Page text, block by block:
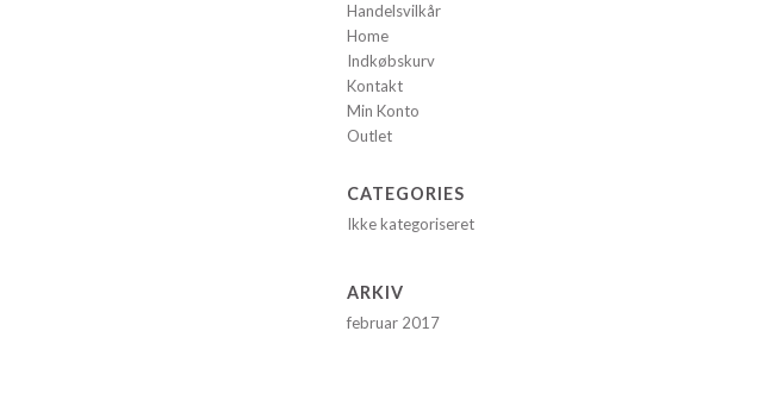
Handelsvilkår
Home
Indkøbskurv
Kontakt
Min Konto
Outlet
CATEGORIES
Ikke kategoriseret
ARKIV
februar 2017